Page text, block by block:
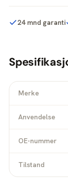
24 mnd garanti
Merke
Anvendelse
OE-nummer
Tilstand